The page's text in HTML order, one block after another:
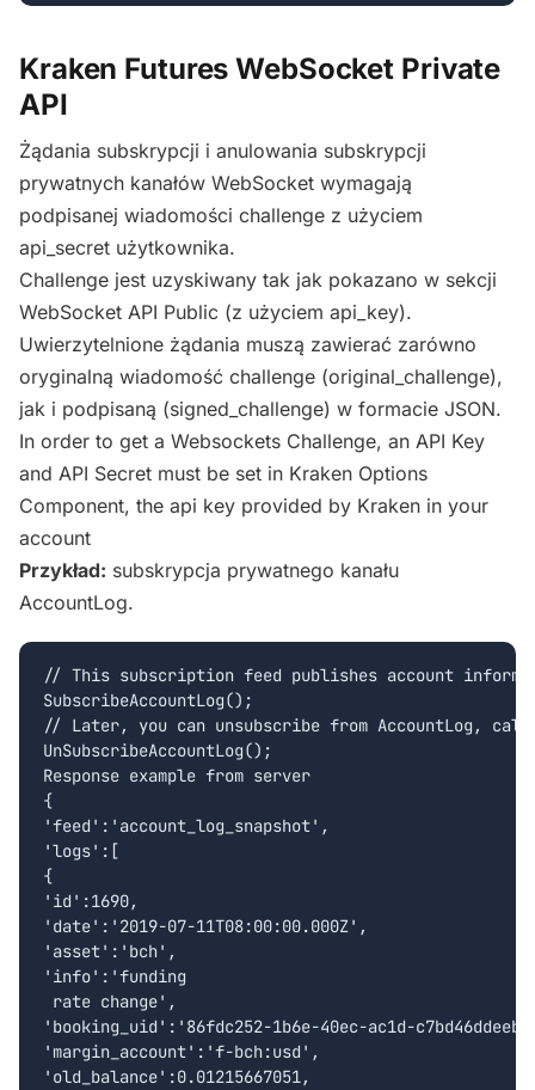
Kraken Futures WebSocket Private
API
Żądania subskrypcji i anulowania subskrypcji
prywatnych kanałów WebSocket wymagają
podpisanej wiadomości challenge z użyciem
api_secret użytkownika.
Challenge jest uzyskiwany tak jak pokazano w sekcji
WebSocket API Public (z użyciem api_key).
Uwierzytelnione żądania muszą zawierać zarówno
oryginalną wiadomość challenge (original_challenge),
jak i podpisaną (signed_challenge) w formacie JSON.
In order to get a Websockets Challenge, an API Key
and API Secret must be set in Kraken Options
Component, the api key provided by Kraken in your
account
Przykład: subskrypcja prywatnego kanału
AccountLog.
// This subscription feed publishes account
SubscribeAccountLog();
// Later, you can unsubscribe from AccountLog,
UnSubscribeAccountLog();
Response example from server
{
'feed':'account_log_snapshot',
'logs':[
{
'id':1690,
'date':'2019-07-11T08:00:00.000Z',
'asset':'bch',
'info':'funding
rate change',
'booking_uid':'86fdc252-1b6e-40ec-ac1d-
'margin_account':'f-bch:usd',
'old_balance':0.01215667051,